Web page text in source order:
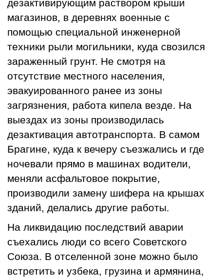
дезактивирующим раствором крыши
магазинов, в деревнях военные с
помощью специальной инженерной
техники рыли могильники, куда свозился
зараженный грунт. Не смотря на
отсутствие местного населения,
эвакуированного ранее из зоны
загрязнения, работа кипела везде. На
выездах из зоны производилась
дезактивация автотранспорта. В самом
Брагине, куда к вечеру съезжались и где
ночевали прямо в машинах водители,
меняли асфальтовое покрытие,
производили замену шифера на крышах
зданий, делались другие работы.
На ликвидацию последствий аварии
съехались люди со всего Советского
Союза. В отселенной зоне можно было
встретить и узбека, грузина и армянина,